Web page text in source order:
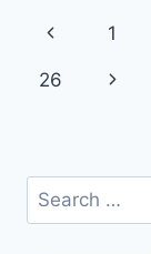
Page
Previous
Page
1
26
Next
Search
for: